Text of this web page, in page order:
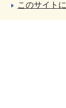
このサイト